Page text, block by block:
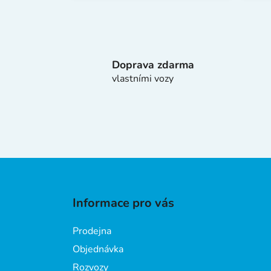
Doprava zdarma
vlastními vozy
Informace pro vás
Prodejna
Objednávka
Rozvozy